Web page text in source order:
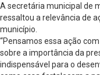
A secretária municipal de
ressaltou a relevância de
município.
“Pensamos essa ação
sobre a importância da
indispensável para o